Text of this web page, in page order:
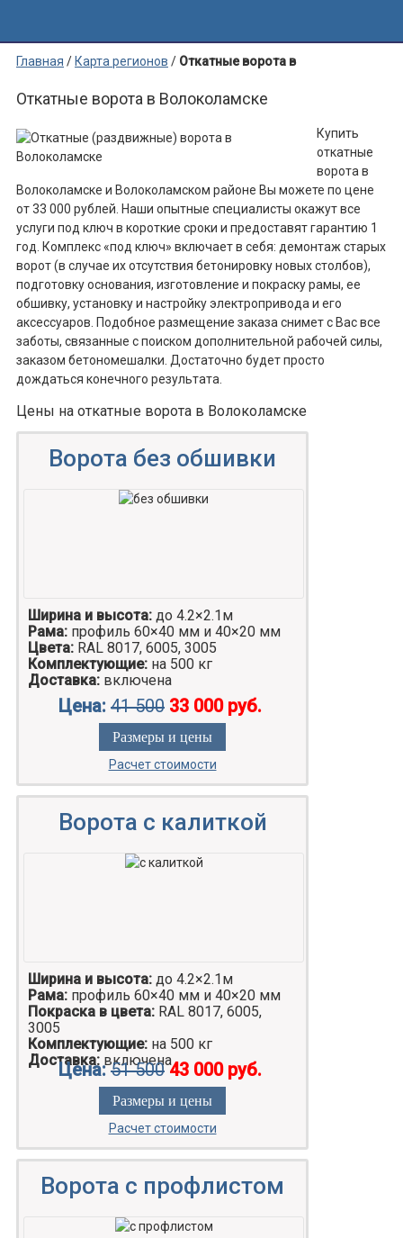
Главная / Карта регионов / Откатные ворота в
Откатные ворота в Волоколамске
Купить
откатные
ворота в
Волоколамске и Волоколамском районе Вы можете по цене
от 33 000 рублей. Наши опытные специалисты окажут все
услуги под ключ в короткие сроки и предоставят гарантию 1
год. Комплекс «под ключ» включает в себя: демонтаж старых
ворот (в случае их отсутствия бетонировку новых столбов),
подготовку основания, изготовление и покраску рамы, ее
обшивку, установку и настройку электропривода и его
аксессуаров. Подобное размещение заказа снимет с Вас все
заботы, связанные с поиском дополнительной рабочей силы,
заказом бетономешалки. Достаточно будет просто
дождаться конечного результата.
Цены на откатные ворота в Волоколамске
Ворота без обшивки
Ширина и высота: до 4.2×2.1м
Рама: профиль 60×40 мм и 40×20 мм
Цвета: RAL 8017, 6005, 3005
Комплектующие: на 500 кг
Доставка: включена
Цена: 41 500 33 000 руб.
Размеры и цены
Расчет стоимости
Ворота с калиткой
Ширина и высота: до 4.2×2.1м
Рама: профиль 60×40 мм и 40×20 мм
Покраска в цвета: RAL 8017, 6005,
3005
Комплектующие: на 500 кг
Доставка: включена
Цена:51 500 43 000 руб.
Размеры и цены
Расчет стоимости
Ворота с профлистом